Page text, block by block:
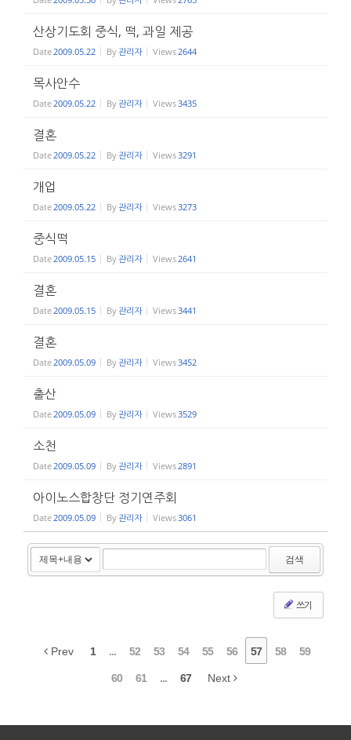
산상기도회 중식, 떡, 과일 제공
Date2009.05.22 By관리자 Views2644
목사안수
Date2009.05.22 By관리자 Views3435
결혼
Date2009.05.22 By관리자 Views3291
개업
Date2009.05.22 By관리자 Views3273
중식떡
Date2009.05.15 By관리자 Views2641
결혼
Date2009.05.15 By관리자 Views3441
결혼
Date2009.05.09 By관리자 Views3452
출산
Date2009.05.09 By관리자 Views3529
소천
Date2009.05.09 By관리자 Views2891
아이노스합창단 정기연주회
Date2009.05.09 By관리자 Views3061
검색
쓰기
Prev 1 ... 52 53 54 55 56 57 58 59
60 61 ... 67 Next